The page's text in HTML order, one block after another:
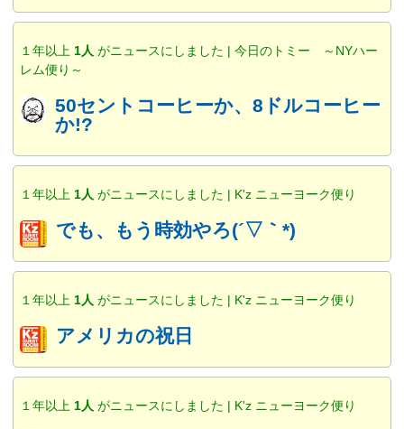
１年以上 1人 がニュースにしました | 今日のトミー ～NYハー
レム便り～
50セントコーヒーか、8ドルコーヒー
か!?
１年以上 1人 がニュースにしました | K'z ニューヨーク便り
でも、もう時効やろ(´▽｀*)
１年以上 1人 がニュースにしました | K'z ニューヨーク便り
アメリカの祝日
１年以上 1人 がニュースにしました | K'z ニューヨーク便り